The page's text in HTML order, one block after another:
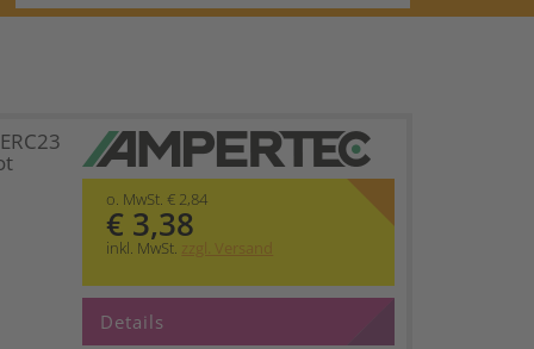
o. MwSt. € 2,84
€ 3,38
inkl. MwSt. zzgl. Versand
Details